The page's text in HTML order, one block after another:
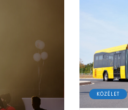
KÖZÉLET